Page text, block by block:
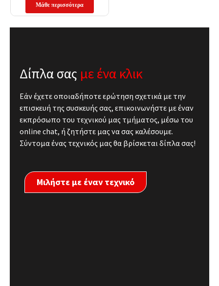
Μάθε περισσότερα
Δίπλα σας με ένα κλικ
Εάν έχετε οποιαδήποτε ερώτηση σχετικά με την
επισκευή της συσκευής σας, επικοινωνήστε με έναν
εκπρόσωπο του τεχνικού μας τμήματος, μέσω του
online chat, ή ζητήστε μας να σας καλέσουμε.
Σύντομα ένας τεχνικός μας θα βρίσκεται δίπλα σας!
Μιλήστε με έναν τεχνικό